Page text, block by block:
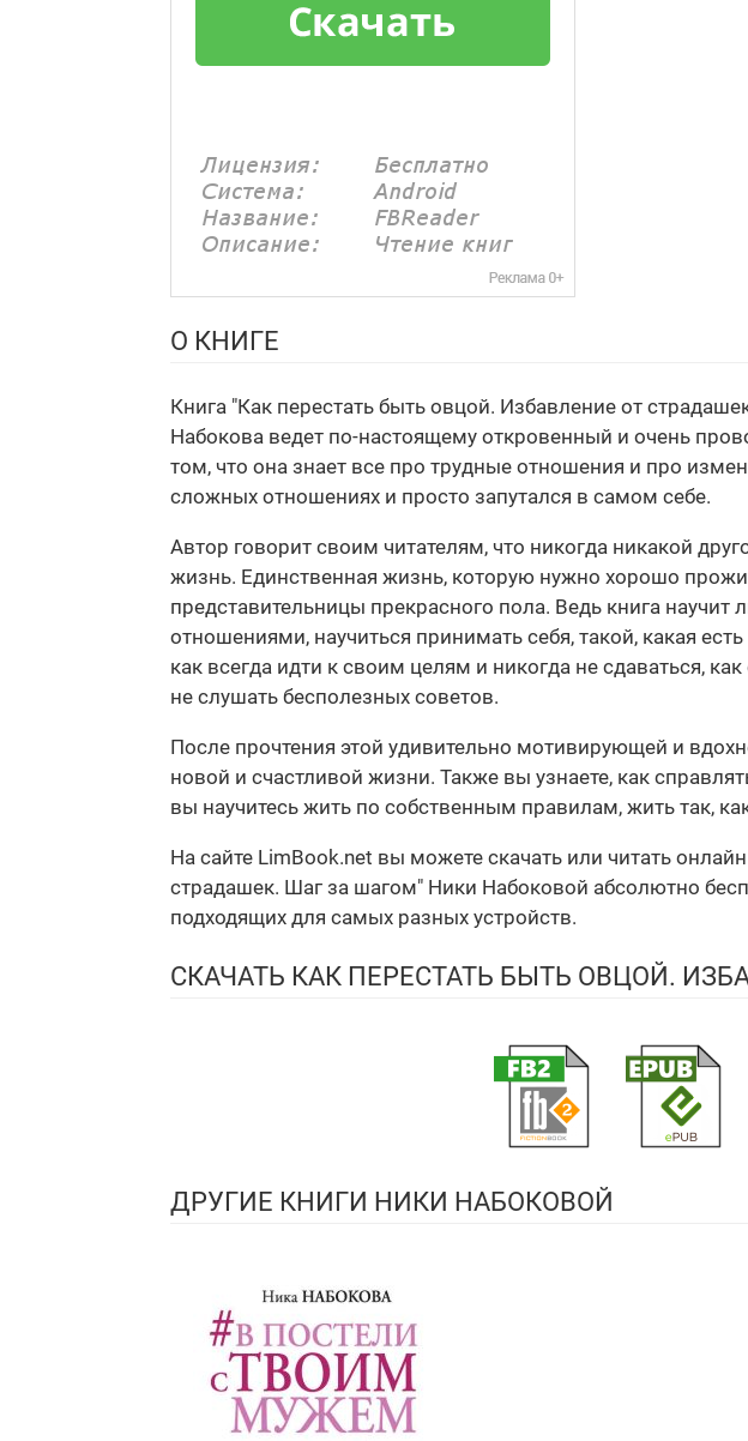
О КНИГЕ
Книга "Как перестать быть овцой. Избавление от
Набокова ведет по-настоящему откровенный и очень
том, что она знает все про трудные отношения и про
сложных отношениях и просто запутался в самом себе.
Автор говорит своим читателям, что никогда никакой
жизнь. Единственная жизнь, которую нужно хорошо
представительницы прекрасного пола. Ведь книга
отношениями, научиться принимать себя, такой, какая
как всегда идти к своим целям и никогда не сдаваться,
не слушать бесполезных советов.
После прочтения этой удивительно мотивирующей и
новой и счастливой жизни. Также вы узнаете, как
вы научитесь жить по собственным правилам, жить так,
На сайте LimBook.net вы можете скачать или читать
страдашек. Шаг за шагом" Ники Набоковой абсолютно
подходящих для самых разных устройств.
СКАЧАТЬ КАК ПЕРЕСТАТЬ БЫТЬ ОВЦОЙ.
ДРУГИЕ КНИГИ НИКИ НАБОКОВОЙ